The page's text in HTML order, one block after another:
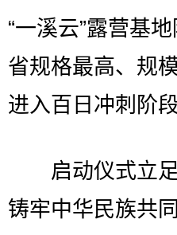
“一溪云”露营基
省规格最高、规
进入百日冲刺阶段
启动仪式立足
铸牢中华民族共